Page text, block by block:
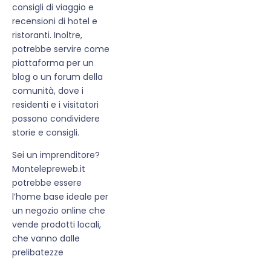
consigli di viaggio e
recensioni di hotel e
ristoranti. Inoltre,
potrebbe servire come
piattaforma per un
blog o un forum della
comunità, dove i
residenti e i visitatori
possono condividere
storie e consigli.
Sei un imprenditore?
Montelepreweb.it
potrebbe essere
l’home base ideale per
un negozio online che
vende prodotti locali,
che vanno dalle
prelibatezze